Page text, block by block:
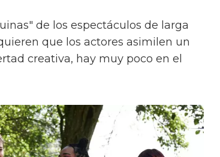
de los espectáculos de larga
que los actores asimilen un
creativa, hay muy poco en el